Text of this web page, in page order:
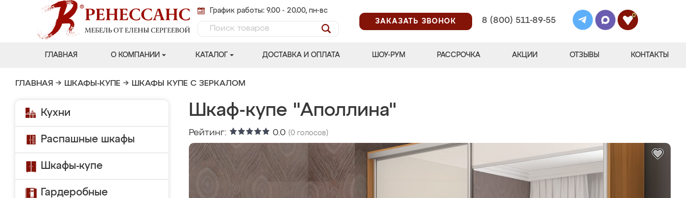
График работы: 9.00 - 20.00, пн-вс
ЗАКАЗАТЬ ЗВОНОК
8 (800) 511-89-55
0
ГЛАВНАЯ О КОМПАНИИ КАТАЛОГ ДОСТАВКА И ОПЛАТА ШОУ-РУМ РАССРОЧКА АКЦИИ ОТЗЫВЫ КОНТАКТЫ
ГЛАВНАЯ → ШКАФЫ-КУПЕ → ШКАФЫ КУПЕ С ЗЕРКАЛОМ
Кухни
Распашные шкафы
Шкафы-купе
Гардеробные
Шкаф-купе "Аполлина"
Рейтинг: 0.0 (0 голосов)